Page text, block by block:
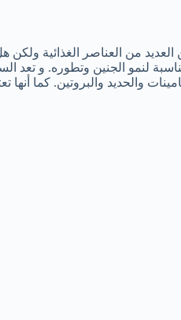
العديد من العناصر الغذائية
لنمو الجنين وتطوره. و
والحديد والبروتين. كما